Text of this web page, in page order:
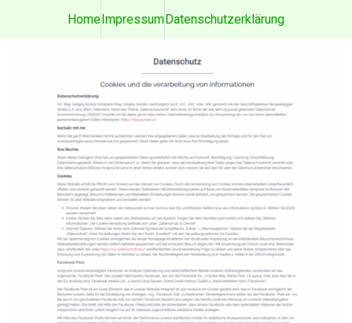
HomeImpressumDatenschutzerklärung